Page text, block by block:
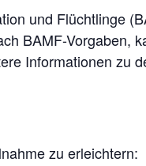
und Flüchtlinge
BAMF-Vorgaben,
Informationen zu
zu erleichtern: